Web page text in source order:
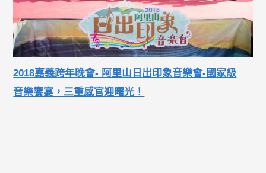
2018嘉義跨年晚會- 阿里山日出印象音樂會-國家級
音樂饗宴，三重感官迎曙光！